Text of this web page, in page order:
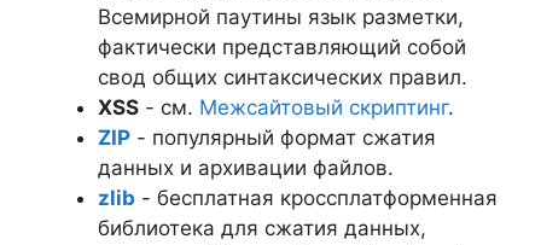
Всемирной паутины язык разметки,
фактически представляющий собой
свод общих синтаксических правил.
XSS - см. Межсайтовый скриптинг.
ZIP - популярный формат сжатия
данных и архивации файлов.
zlib - бесплатная кроссплатформенная
библиотека для сжатия данных,